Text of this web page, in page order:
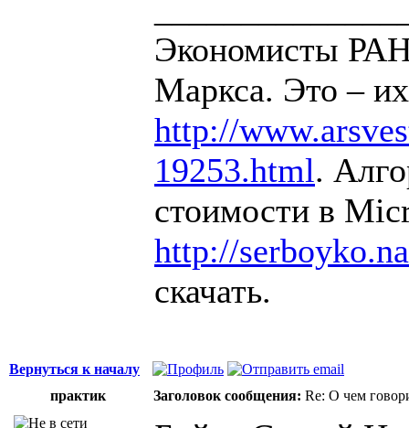
Экономисты
Маркса. Это –
http://
19253.html.
стоимости в
http://
скачать.
Вернуться к началу
практик
Заголовок сообщения: Re: О чем